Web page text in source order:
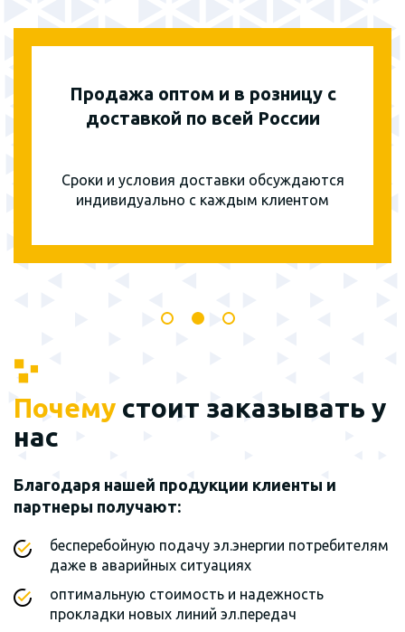
Продажа оптом и в розницу с
доставкой по всей России
Сроки и условия доставки обсуждаются
индивидуально с каждым клиентом
Почему стоит заказывать у
нас
Благодаря нашей продукции клиенты и
партнеры получают:
бесперебойную подачу эл.энергии потребителям
даже в аварийных ситуациях
оптимальную стоимость и надежность
прокладки новых линий эл.передач